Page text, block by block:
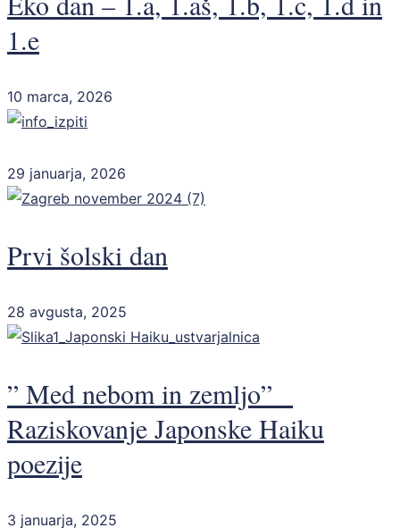
1.e
10 marca, 2026
29 januarja, 2026
Prvi šolski dan
28 avgusta, 2025
” Med nebom in zemljo” _
Raziskovanje Japonske Haiku
poezije
3 januarja, 2025